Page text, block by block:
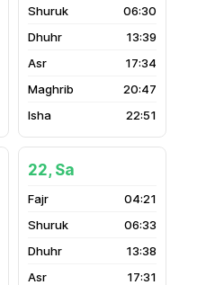
06:30
13:39
17:34
20:47
22:51
22, Sa
04:21
06:33
13:38
17:31